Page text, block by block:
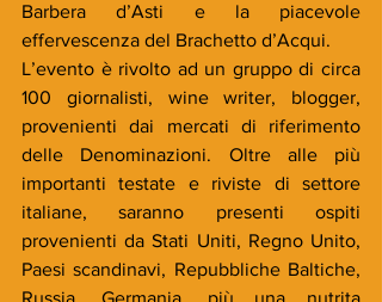
Barbera d’Asti e la piacevole
effervescenza del Brachetto d’Acqui.
L’evento è rivolto ad un gruppo di circa
100 giornalisti, wine writer, blogger,
provenienti dai mercati di riferimento
delle Denominazioni. Oltre alle più
importanti testate e riviste di settore
italiane, saranno presenti ospiti
provenienti da Stati Uniti, Regno Unito,
Paesi scandinavi, Repubbliche Baltiche,
Russia, Germania, più una nutrita